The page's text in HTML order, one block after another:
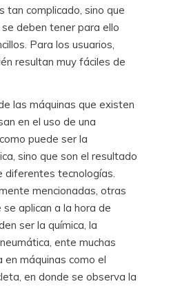
complicado, sino que
deben tener para ello
Para los usuarios,
resultan muy fáciles de
las máquinas que existen
en el uso de una
puede ser la
sino que son el resultado
diferentes tecnologías.
mencionadas, otras
aplican a la hora de
ser la química, la
ente muchas
máquinas como el
en donde se observa la